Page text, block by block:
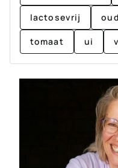
lactosevrij
tomaat ui